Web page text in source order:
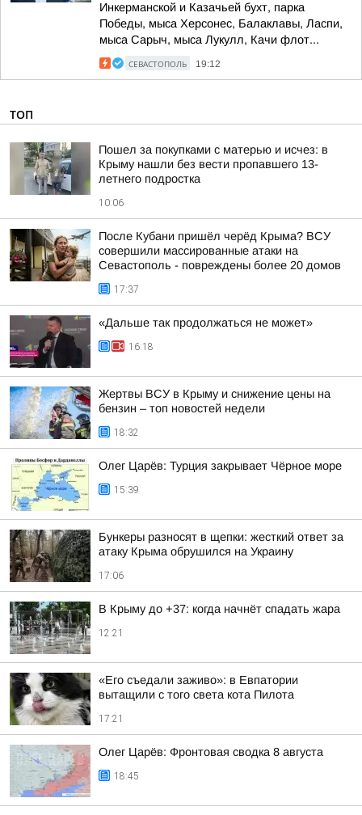
Инкерманской и Казачьей бухт, парка
Победы, мыса Херсонес, Балаклавы, Ласпи,
мыса Сарыч, мыса Лукулл, Качи флот...
СЕВАСТОПОЛЬ 19:12
ТОП
Пошел за покупками с матерью и исчез: в
Крыму нашли без вести пропавшего 13-
летнего подростка
10:06
После Кубани пришёл черёд Крыма? ВСУ
совершили массированные атаки на
Севастополь - повреждены более 20 домов
17:37
«Дальше так продолжаться не может»
16:18
Жертвы ВСУ в Крыму и снижение цены на
бензин – топ новостей недели
18:32
Олег Царёв: Турция закрывает Чёрное море
15:39
Бункеры разносят в щепки: жесткий ответ за
атаку Крыма обрушился на Украину
17:06
В Крыму до +37: когда начнёт спадать жара
12:21
«Его съедали заживо»: в Евпатории
вытащили с того света кота Пилота
17:21
Олег Царёв: Фронтовая сводка 8 августа
18:45